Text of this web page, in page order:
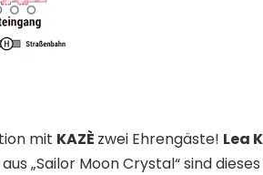
mit KAZÈ zwei Ehrengäste! Lea
„Sailor Moon Crystal“ sind